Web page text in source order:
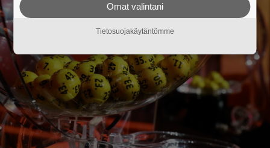
Omat valintani
Tietosuojakäytäntömme